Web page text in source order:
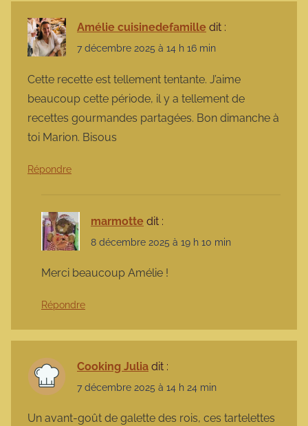
Amélie cuisinedefamille dit :
7 décembre 2025 à 14 h 16 min
Cette recette est tellement tentante. J’aime
beaucoup cette période, il y a tellement de
recettes gourmandes partagées. Bon dimanche à
toi Marion. Bisous
Répondre
marmotte dit :
8 décembre 2025 à 19 h 10 min
Merci beaucoup Amélie !
Répondre
Cooking Julia dit :
7 décembre 2025 à 14 h 24 min
Un avant-goût de galette des rois, ces tartelettes